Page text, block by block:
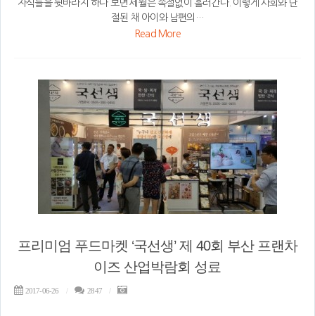
자식들을 뒷바라지 하다 보면 세월은 속절없이 흘러간다. 이렇게 사회와 단
절된 채 아이와 남편의…
Read More
프리미엄 푸드마켓 ‘국선생’ 제 40회 부산 프랜차
이즈 산업박람회 성료
2017-06-26 2847